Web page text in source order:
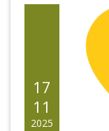
grudnia 2006 r. o
Strategia pozwoli
społecznej w celu
Gminy Ujazd.
posłuży do
miała na celu
występujących na
podejmowania
Link do ankiety:
17
11
2025